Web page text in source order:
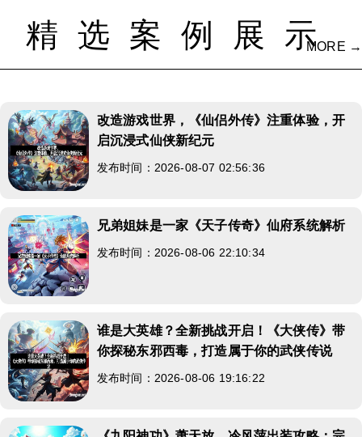
精选案例展示MORE →
改造游戏世界，《仙侣外传》注重体验，开
启沉浸式仙侠新纪元
发布时间：2026-08-07 02:56:36
兄弟姐妹是一家《天子传奇》仙府系统解析
发布时间：2026-08-06 22:10:34
谁是大英雄？全新挑战开启！《大侠传》带
你探秘东邪西毒，打造属于你的武侠传说
发布时间：2026-08-06 19:16:22